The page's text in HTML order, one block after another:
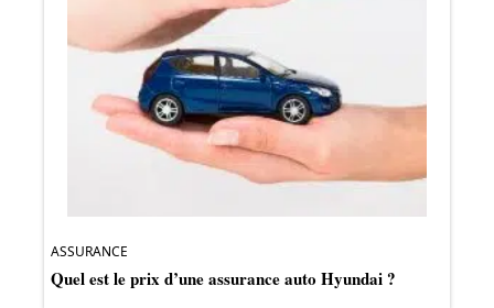
ASSURANCE
Quel est le prix d’une assurance auto Hyundai ?